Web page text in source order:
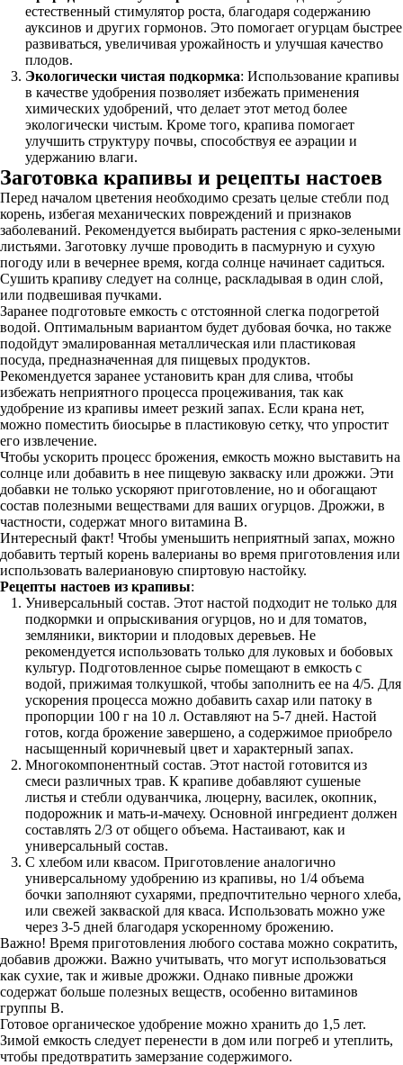
естественный стимулятор роста, благодаря содержанию
ауксинов и других гормонов. Это помогает огурцам быстрее
развиваться, увеличивая урожайность и улучшая качество
плодов.
Экологически чистая подкормка: Использование крапивы
в качестве удобрения позволяет избежать применения
химических удобрений, что делает этот метод более
экологически чистым. Кроме того, крапива помогает
улучшить структуру почвы, способствуя ее аэрации и
удержанию влаги.
Заготовка крапивы и рецепты настоев
Перед началом цветения необходимо срезать целые стебли под
корень, избегая механических повреждений и признаков
заболеваний. Рекомендуется выбирать растения с ярко-зелеными
листьями. Заготовку лучше проводить в пасмурную и сухую
погоду или в вечернее время, когда солнце начинает садиться.
Сушить крапиву следует на солнце, раскладывая в один слой,
или подвешивая пучками.
Заранее подготовьте емкость с отстоянной слегка подогретой
водой. Оптимальным вариантом будет дубовая бочка, но также
подойдут эмалированная металлическая или пластиковая
посуда, предназначенная для пищевых продуктов.
Рекомендуется заранее установить кран для слива, чтобы
избежать неприятного процесса процеживания, так как
удобрение из крапивы имеет резкий запах. Если крана нет,
можно поместить биосырье в пластиковую сетку, что упростит
его извлечение.
Чтобы ускорить процесс брожения, емкость можно выставить на
солнце или добавить в нее пищевую закваску или дрожжи. Эти
добавки не только ускоряют приготовление, но и обогащают
состав полезными веществами для ваших огурцов. Дрожжи, в
частности, содержат много витамина В.
Интересный факт! Чтобы уменьшить неприятный запах, можно
добавить тертый корень валерианы во время приготовления или
использовать валериановую спиртовую настойку.
Рецепты настоев из крапивы:
Универсальный состав. Этот настой подходит не только для
подкормки и опрыскивания огурцов, но и для томатов,
земляники, виктории и плодовых деревьев. Не
рекомендуется использовать только для луковых и бобовых
культур. Подготовленное сырье помещают в емкость с
водой, прижимая толкушкой, чтобы заполнить ее на 4/5. Для
ускорения процесса можно добавить сахар или патоку в
пропорции 100 г на 10 л. Оставляют на 5-7 дней. Настой
готов, когда брожение завершено, а содержимое приобрело
насыщенный коричневый цвет и характерный запах.
Многокомпонентный состав. Этот настой готовится из
смеси различных трав. К крапиве добавляют сушеные
листья и стебли одуванчика, люцерну, василек, окопник,
подорожник и мать-и-мачеху. Основной ингредиент должен
составлять 2/3 от общего объема. Настаивают, как и
универсальный состав.
С хлебом или квасом. Приготовление аналогично
универсальному удобрению из крапивы, но 1/4 объема
бочки заполняют сухарями, предпочтительно черного хлеба,
или свежей закваской для кваса. Использовать можно уже
через 3-5 дней благодаря ускоренному брожению.
Важно! Время приготовления любого состава можно сократить,
добавив дрожжи. Важно учитывать, что могут использоваться
как сухие, так и живые дрожжи. Однако пивные дрожжи
содержат больше полезных веществ, особенно витаминов
группы В.
Готовое органическое удобрение можно хранить до 1,5 лет.
Зимой емкость следует перенести в дом или погреб и утеплить,
чтобы предотвратить замерзание содержимого.